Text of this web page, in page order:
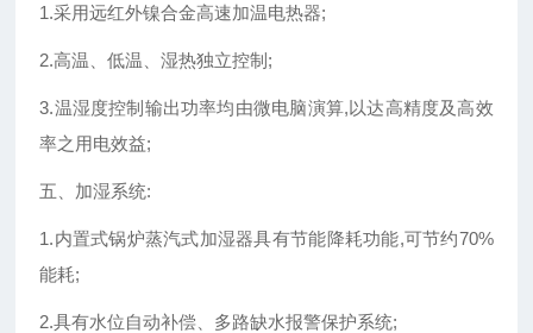
1.采用远红外镍合金高速加温电热器;
2.高温、低温、湿热独立控制;
3.温湿度控制输出功率均由微电脑演算,以达高精度及高效
率之用电效益;
五、加湿系统:
1.内置式锅炉蒸汽式加湿器具有节能降耗功能,可节约70%
能耗;
2.具有水位自动补偿、多路缺水报警保护系统;